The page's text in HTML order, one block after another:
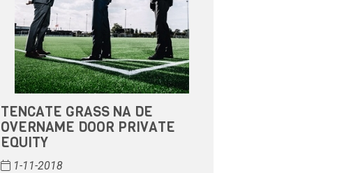
TENCATE GRASS NA DE
OVERNAME DOOR PRIVATE
EQUITY
1-11-2018